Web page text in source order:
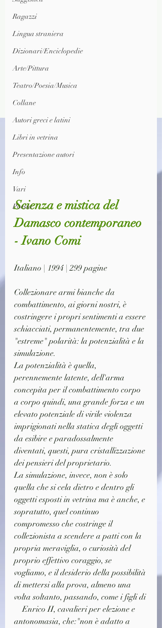
Ragazzi
Lingua straniera
Dizionari/Enciclopedie
Arte/Pittura
Teatro/Poesia/Musica
Collane
Autori greci e latini
Libri in vetrina
Presentazione autori
Info
Vari
Poesia
Scienza e mistica del
Damasco contemporaneo
- Ivano Comi
Italiano | 1994 | 299 pagine
Collezionare armi bianche da
combattimento, ai giorni nostri, è
costringere i propri sentimenti a essere
schiacciati, permanentemente, tra due
"estreme" polarità: la potenzialità e la
simulazione.
La potenzialità è quella,
perennemente latente, dell'arma
concepita per il combattimento corpo
a corpo quindi, una grande forza e un
elevato potenziale di virile violenza
imprigionati nella statica degli oggetti
da esibire e paradossalmente
diventati, questi, pura cristallizzazione
dei pensieri del proprietario.
La simulazione, invece, non è solo
quella che si cela dietro e dentro gli
oggetti esposti in vetrina ma è anche, e
sopratutto, quel continuo
compromesso che costringe il
collezionista a scendere a patti con la
propria meraviglia, o curiosità del
proprio effettivo coraggio, se
vogliamo, e il desiderio della possibilità
di mettersi alla prova, almeno una
volta soltanto, passando, come i figli di
    Enrico II, cavalieri per elezione e
antonomasia, che:"non è adatto a